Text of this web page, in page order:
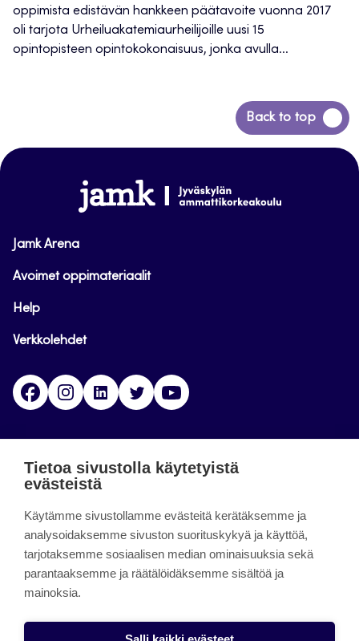
oppimista edistävän hankkeen päätavoite vuonna 2017
oli tarjota Urheiluakatemiaurheilijoille uusi 15
opintopisteen opintokokonaisuus, jonka avulla...
Back to top
Siirry
takaisin
www.jamk.fi
Jamk Arena
Avoimet oppimateriaalit
Help
Verkkolehdet
FacebookInstagramLinkedinTwitter
päättynyt 11.9.2023.
About the site
Käyttöehdot
Saavutettavuusseloste
Tietoa sivustolla käytetyistä
evästeistä
Käytämme sivustollamme evästeitä kerätäksemme ja
analysoidaksemme sivuston suorituskykyä ja käyttöä,
tarjotaksemme sosiaalisen median ominaisuuksia sekä
parantaaksemme ja räätälöidäksemme sisältöä ja
mainoksia.